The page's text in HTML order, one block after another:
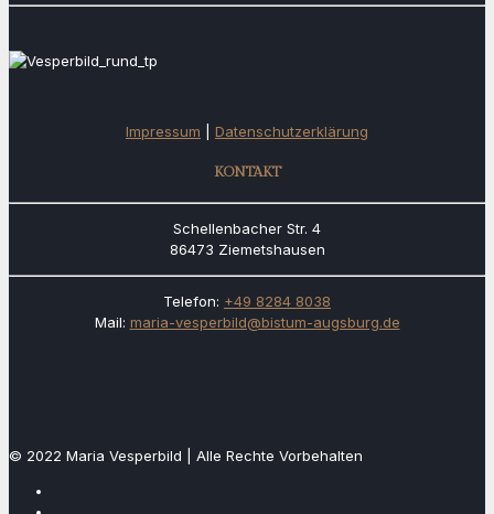
Impressum Datenschutzerklärung
KONTAKT
Schellenbacher Str. 4
86473 Ziemetshausen
Telefon: +49 8284 8038
Mail: maria-vesperbild@bistum-augsburg.de
© 2022 Maria Vesperbild | Alle Rechte Vorbehalten